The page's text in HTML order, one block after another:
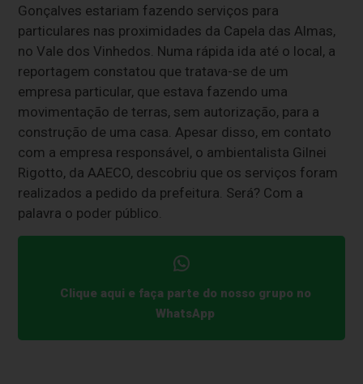
Gonçalves estariam fazendo serviços para
particulares nas proximidades da Capela das Almas,
no Vale dos Vinhedos. Numa rápida ida até o local, a
reportagem constatou que tratava-se de um
empresa particular, que estava fazendo uma
movimentação de terras, sem autorização, para a
construção de uma casa. Apesar disso, em contato
com a empresa responsável, o ambientalista Gilnei
Rigotto, da AAECO, descobriu que os serviços foram
realizados a pedido da prefeitura. Será? Com a
palavra o poder público.
Clique aqui e faça parte do nosso grupo no
WhatsApp